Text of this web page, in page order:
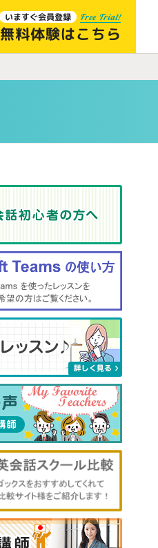
いますぐ会員登録 Free Trial!
無料体験はこちら